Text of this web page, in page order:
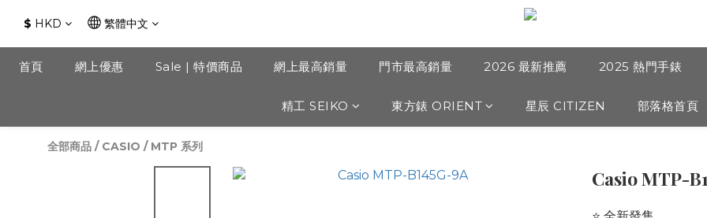
$ HKD 繁體中文
首頁 網上優惠 Sale | 特價商品 網上最高銷量 門市最高銷量 2026 最新推薦 2025 熱門手錶
精工 SEIKO 東方錶 ORIENT 星辰 CITIZEN 部落格首頁
全部商品 / CASIO / MTP 系列
Casio MTP-